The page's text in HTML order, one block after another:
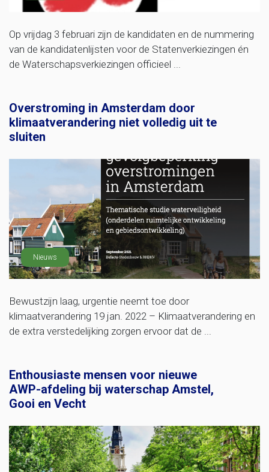
Op vrijdag 3 februari zijn de kandidaten en de nummering
van de kandidatenlijsten voor de Statenverkiezingen én
de Waterschapsverkiezingen officieel ...
Overstroming in Amsterdam door
klimaatverandering niet volledig uit te
sluiten
Nieuws
Bewustzijn laag, urgentie neemt toe door
klimaatverandering 19 jan. 2022 – Klimaatverandering en
de extra verstedelijking zorgen ervoor dat de ...
Enthousiaste mensen voor nieuwe
AWP-afdeling bij waterschap Amstel,
Gooi en Vecht